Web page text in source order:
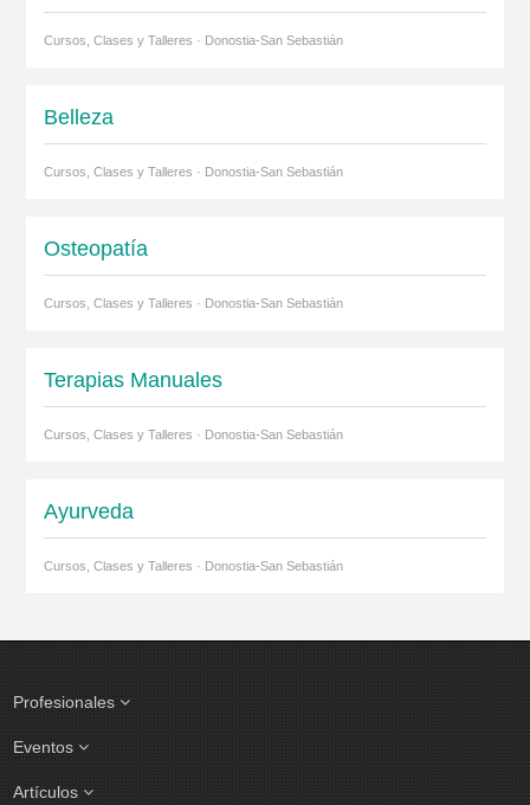
Cursos, Clases y Talleres · Donostia-San Sebastián
Belleza
Cursos, Clases y Talleres · Donostia-San Sebastián
Osteopatía
Cursos, Clases y Talleres · Donostia-San Sebastián
Terapias Manuales
Cursos, Clases y Talleres · Donostia-San Sebastián
Ayurveda
Cursos, Clases y Talleres · Donostia-San Sebastián
Profesionales
Eventos
Artículos